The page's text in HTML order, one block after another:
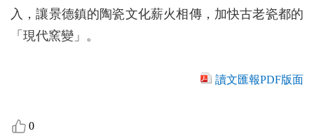
入，讓景德鎮的陶瓷文化薪火相傳，加快古老瓷都的
「現代窯變」。
讀文匯報PDF版面
0